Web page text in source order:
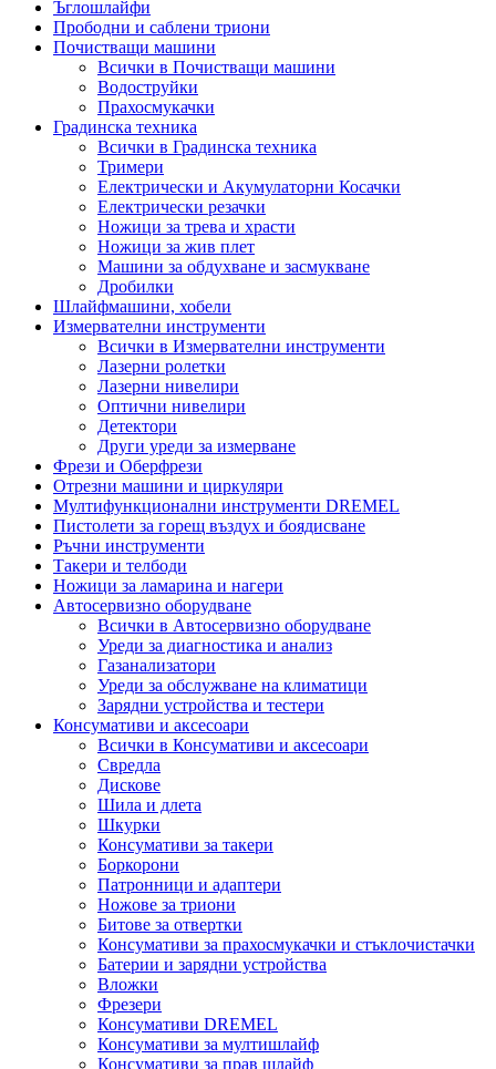
Ъглошлайфи
Прободни и саблени триони
Почистващи машини
Всички в Почистващи машини
Водоструйки
Прахосмукачки
Градинска техника
Всички в Градинска техника
Тримери
Електрически и Акумулаторни Косачки
Електрически резачки
Ножици за трева и храсти
Ножици за жив плет
Машини за обдухване и засмукване
Дробилки
Шлайфмашини, хобели
Измервателни инструменти
Всички в Измервателни инструменти
Лазерни ролетки
Лазерни нивелири
Оптични нивелири
Детектори
Други уреди за измерване
Фрези и Оберфрези
Отрезни машини и циркуляри
Мултифункционални инструменти DREMEL
Пистолети за горещ въздух и боядисване
Ръчни инструменти
Такери и телбоди
Ножици за ламарина и нагери
Автосервизно оборудване
Всички в Автосервизно оборудване
Уреди за диагностика и анализ
Газанализатори
Уреди за обслужване на климатици
Зарядни устройства и тестери
Консумативи и аксесоари
Всички в Консумативи и аксесоари
Свредла
Дискове
Шила и длета
Шкурки
Консумативи за такери
Боркорони
Патронници и адаптери
Ножове за триони
Битове за отвертки
Консумативи за прахосмукачки и стъклочистачки
Батерии и зарядни устройства
Вложки
Фрезери
Консумативи DREMEL
Консумативи за мултишлайф
Консумативи за прав шлайф